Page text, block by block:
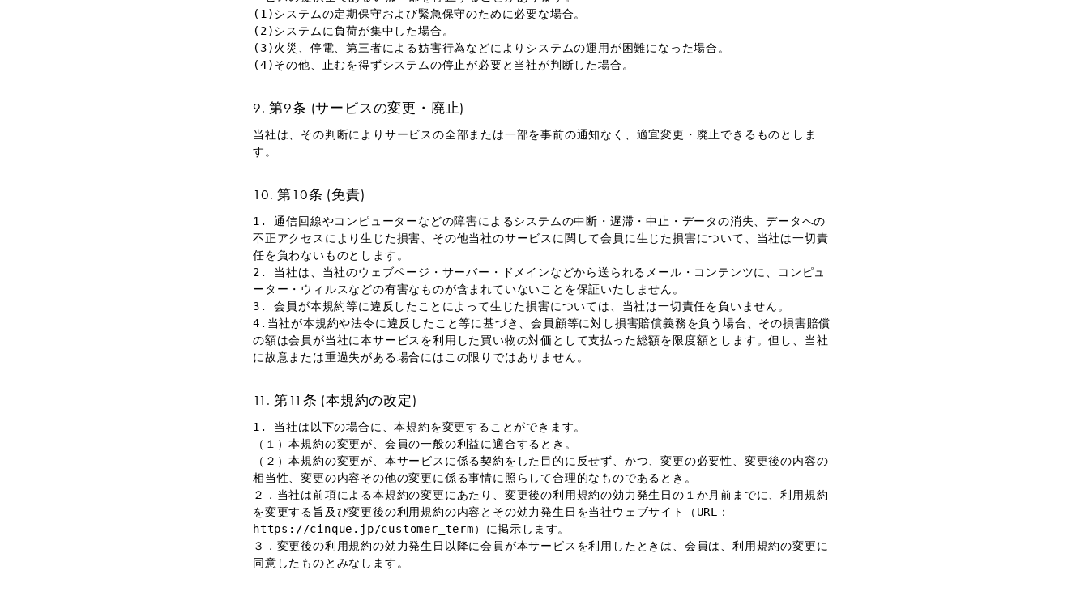
(1)システムの定期保守および緊急保守のために必要な場合。
(2)システムに負荷が集中した場合。
(3)火災、停電、第三者による妨害行為などによりシステムの運用が困難になった場合。
(4)その他、止むを得ずシステムの停止が必要と当社が判断した場合。
第9条 (サービスの変更・廃止)
当社は、その判断によりサービスの全部または一部を事前の通知なく、適宜変更・廃止できるものとしま
す。
第10条 (免責)
1. 通信回線やコンピューターなどの障害によるシステムの中断・遅滞・中止・データの消失、データへの
不正アクセスにより生じた損害、その他当社のサービスに関して会員に生じた損害について、当社は一切責
任を負わないものとします。
2. 当社は、当社のウェブページ・サーバー・ドメインなどから送られるメール・コンテンツに、コンピュ
ーター・ウィルスなどの有害なものが含まれていないことを保証いたしません。
3. 会員が本規約等に違反したことによって生じた損害については、当社は一切責任を負いません。
4.当社が本規約や法令に違反したこと等に基づき、会員顧等に対し損害賠償義務を負う場合、その損害賠償
の額は会員が当社に本サービスを利用した買い物の対価として支払った総額を限度額とします。但し、当社
に故意または重過失がある場合にはこの限りではありません。
第11条 (本規約の改定)
1. 当社は以下の場合に、本規約を変更することができます。
（１）本規約の変更が、会員の一般の利益に適合するとき。
（２）本規約の変更が、本サービスに係る契約をした目的に反せず、かつ、変更の必要性、変更後の内容の
相当性、変更の内容その他の変更に係る事情に照らして合理的なものであるとき。
２．当社は前項による本規約の変更にあたり、変更後の利用規約の効力発生日の１か月前までに、利用規約
を変更する旨及び変更後の利用規約の内容とその効力発生日を当社ウェブサイト（URL：
https://cinque.jp/customer_term）に掲示します。
３．変更後の利用規約の効力発生日以降に会員が本サービスを利用したときは、会員は、利用規約の変更に
同意したものとみなします。